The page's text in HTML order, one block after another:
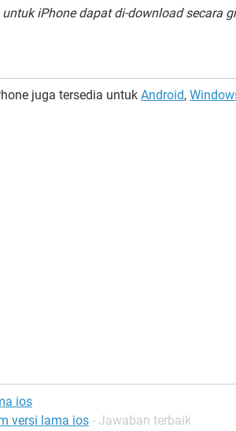
iPhone dapat di-download secara
juga tersedia untuk Android,
ios
versi lama ios - Jawaban terbaik